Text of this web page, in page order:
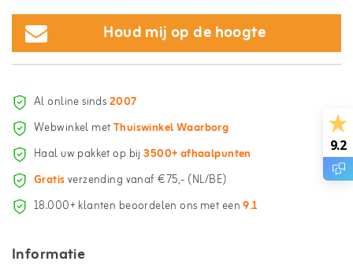
Houd mij op de hoogte
Al online sinds2007
Webwinkel metThuiswinkel Waarborg
Haal uw pakket op bij3500+ afhaalpunten
Gratisverzending vanaf €75,- (NL/BE)
18.000+ klanten beoordelen ons met een9.1
Informatie
9.2